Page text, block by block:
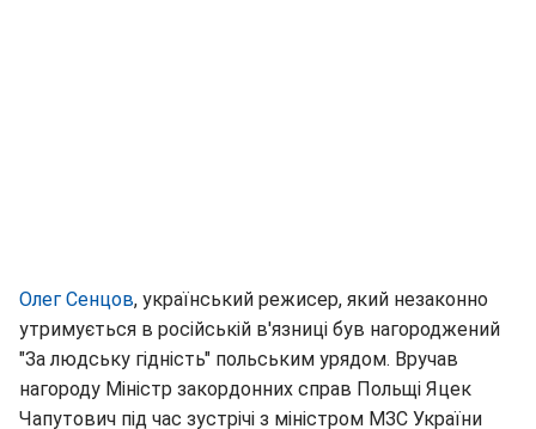
Олег Сенцов, український режисер, який незаконно
утримується в російській в'язниці був нагороджений
"За людську гідність" польським урядом. Вручав
нагороду Міністр закордонних справ Польщі Яцек
Чапутович під час зустрічі з міністром МЗС України